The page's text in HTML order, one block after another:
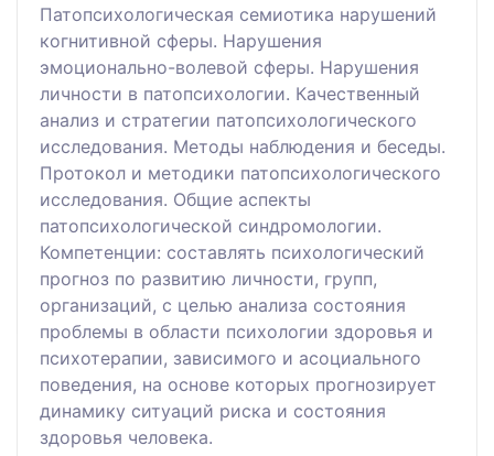
Патопсихологическая семиотика нарушений
когнитивной сферы. Нарушения
эмоционально-волевой сферы. Нарушения
личности в патопсихологии. Качественный
анализ и стратегии патопсихологического
исследования. Методы наблюдения и беседы.
Протокол и методики патопсихологического
исследования. Общие аспекты
патопсихологической синдромологии.
Компетенции: составлять психологический
прогноз по развитию личности, групп,
организаций, с целью анализа состояния
проблемы в области психологии здоровья и
психотерапии, зависимого и асоциального
поведения, на основе которых прогнозирует
динамику ситуаций риска и состояния
здоровья человека.